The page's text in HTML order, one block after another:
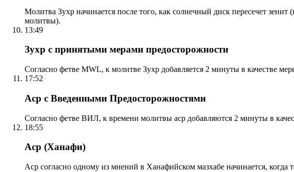
Молитва Зухр начинается после того, как солнечный диск пересечет
молитвы).
13:49
Зухр с принятыми мерами предосторожности
Согласно фетве MWL, к молитве Зухр добавляется 2 минуты в качестве
17:52
Аср с Введенными Предосторожностями
Согласно фетве ВИЛ, к времени молитвы аср добавляются 2 минуты в
18:55
Аср (Ханафи)
Аср согласно одному из мнений в Ханафийском мазхабе начинается,